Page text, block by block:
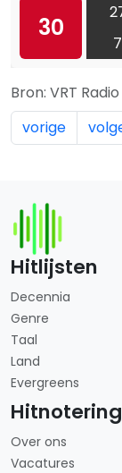
30
7
Bron: VRT
vorige
Hitlijsten
Decennia
Genre
Taal
Land
Evergreens
Over ons
Vacatures